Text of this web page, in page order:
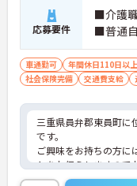
応募要件
■介護
■普通
車通勤可 年間休日110日以上
社会保険完備
交通費支給
三重県員弁郡東員町に
です。
ご興味をお持ちの方に
トをお伝えしますので
いませ。